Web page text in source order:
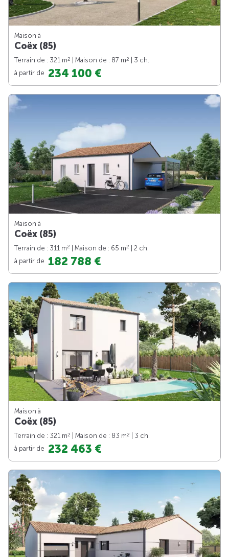
Maison à
Coëx (85)
Terrain de : 321 m2 | Maison de : 87 m2
| 3 ch.
à partir de 234 100 €
Maison à
Coëx (85)
Terrain de : 311 m2 | Maison de : 65 m2
| 2 ch.
à partir de 182 788 €
Maison à
Coëx (85)
Terrain de : 321 m2 | Maison de : 83 m2
| 3 ch.
à partir de 232 463 €